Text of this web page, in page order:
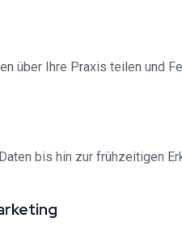
über Ihre Praxis teilen und
bis hin zur frühzeitigen